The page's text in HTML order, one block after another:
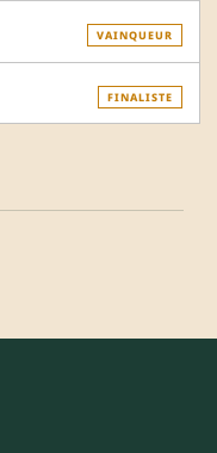
VAINQUEUR
FINALISTE